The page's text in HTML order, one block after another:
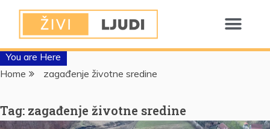
You are Here
Home
zagađenje životne sredine
Tag: zagađenje životne sredine